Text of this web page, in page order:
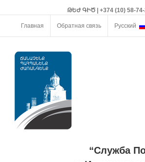
ԹԵԺ ԳԻԾ | +374 (10) 58-
Главная Обратная связь Русский
“Служба